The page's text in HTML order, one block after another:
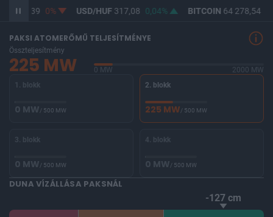
365,39 0% USD/HUF317,08 0,04% BITCOIN 64 278,54
PAKSI ATOMERŐMŰ TELJESÍTMÉNYE
Összteljesítmény
225 MW 0 MW
2000 MW
1. blokk
0 MW/ 500 MW
2. blokk
225 MW/ 500 MW
3. blokk
0 MW/ 500 MW
4. blokk
0 MW/ 500 MW
DUNA VÍZÁLLÁSA PAKSNÁL
-127 cm